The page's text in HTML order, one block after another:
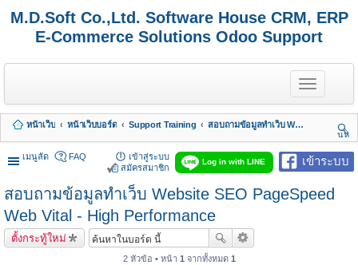
M.D.Soft Co.,Ltd. Software House CRM, ERP
E-Commerce Solutions Odoo Support
T
o
g
e
n
a
i
g
หน้าเว็บ หน้าเว็บบอร์ด Support Training
สอบถามข้อมูลทำเว็บ Website SEO PageSpeed Web Vital - High Performance
นห
า
เมนูลัด
เข้าระบบ
Log in with LINE
FAQ
เข้าสู่ระบบ
สมัครสมาชิก
สอบถามข้อมูลทำเว็บ Website SEO PageSpeed
Web Vital - High Performance
ตั้งกระทู้ใหม่
2 หัวข้อ • หน้า 1 จากทั้งหมด 1